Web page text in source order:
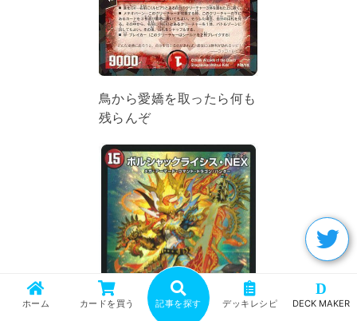
鳥から愛嬌を取ったら何も
残らんぞ
ホーム カードを買う 記事を探す デッキレシピ
D
DECK MAKER